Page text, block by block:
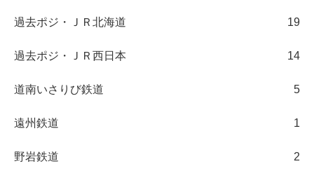
過去ポジ・ＪＲ北海道 19
過去ポジ・ＪＲ西日本 14
道南いさりび鉄道 5
遠州鉄道 1
野岩鉄道 2